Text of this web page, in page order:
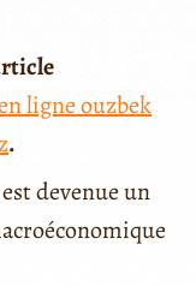
ligne ouzbek
.
devenue un